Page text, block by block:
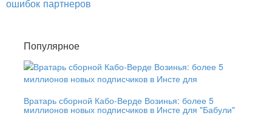
ошибок партнеров
Популярное
Вратарь сборной Кабо-Верде Возинья: более 5
миллионов новых подписчиков в Инсте для "Бабули"